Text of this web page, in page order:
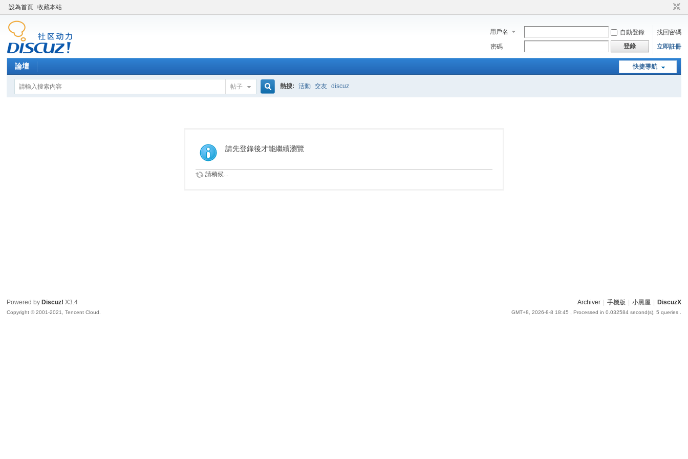
設為首頁 收藏本站
用戶名 自動登錄
找回密碼
密碼
登錄 立即註冊
快捷導航
論壇
帖子
索
熱搜: 活動 交友 discuz
請先登錄後才能繼續瀏覽
請稍候...
Archiver 手機版 小黑屋 DiscuzX
GMT+8, 2026-8-8 18:45 , Processed in 0.032584 second(s), 5 queries .
Powered by Discuz! X3.4
Copyright © 2001-2021, Tencent Cloud.